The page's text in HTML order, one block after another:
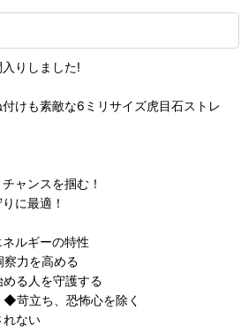
りしました!
けも素敵な6ミリサイズ虎目石ストレ
ャンスを掴む！
に最適！
ルギーの特性
力を高める
る人を守護する
立ち、恐怖心を除く
ない